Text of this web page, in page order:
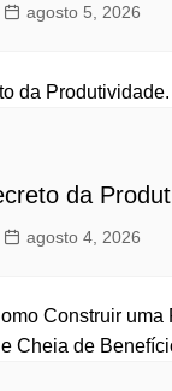
agosto 5, 2026
da
agosto 4, 2026